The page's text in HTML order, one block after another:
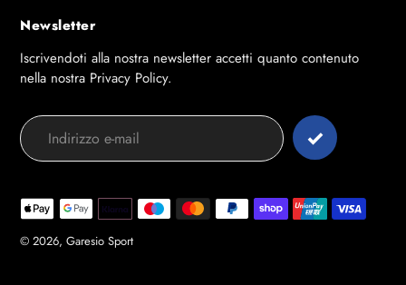
Newsletter
Iscrivendoti alla nostra newsletter accetti quanto contenuto
nella nostra Privacy Policy.
© 2026, Garesio Sport
Modalità
di
pagamento